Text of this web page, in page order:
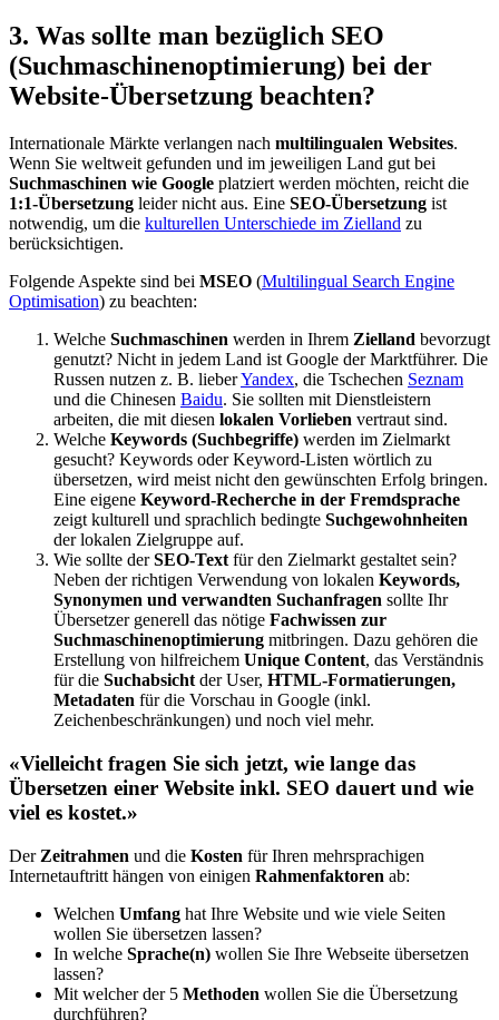
3. Was sollte man bezüglich SEO
(Suchmaschinenoptimierung) bei der
Website-Übersetzung beachten?
Internationale Märkte verlangen nach multilingualen Websites.
Wenn Sie weltweit gefunden und im jeweiligen Land gut bei
Suchmaschinen wie Google platziert werden möchten, reicht die
1:1-Übersetzung leider nicht aus. Eine SEO-Übersetzung ist
notwendig, um die kulturellen Unterschiede im Zielland zu
berücksichtigen.
Folgende Aspekte sind bei MSEO (Multilingual Search Engine
Optimisation) zu beachten:
Welche Suchmaschinen werden in Ihrem Zielland bevorzugt
genutzt? Nicht in jedem Land ist Google der Marktführer. Die
Russen nutzen z. B. lieberYandex, die Tschechen Seznam
und die Chinesen Baidu. Sie sollten mit Dienstleistern
arbeiten, die mit diesen lokalen Vorlieben vertraut sind.
Welche Keywords (Suchbegriffe) werden im Zielmarkt
gesucht? Keywords oder Keyword-Listen wörtlich zu
übersetzen, wird meist nicht den gewünschten Erfolg bringen.
Eine eigene Keyword-Recherche in der Fremdsprache
zeigt kulturell und sprachlich bedingte Suchgewohnheiten
der lokalen Zielgruppe auf.
Wie sollte derSEO-Text für den Zielmarkt gestaltet sein?
Neben der richtigen Verwendung von lokalen Keywords,
Synonymen und verwandten Suchanfragen sollte Ihr
Übersetzer generell das nötige Fachwissen zur
Suchmaschinenoptimierung mitbringen. Dazu gehören die
Erstellung von hilfreichem Unique Content, das Verständnis
für die Suchabsicht der User, HTML-Formatierungen,
Metadaten für die Vorschau in Google (inkl.
Zeichenbeschränkungen) und noch viel mehr.
«Vielleicht fragen Sie sich jetzt, wie lange das
Übersetzen einer Website inkl. SEO dauert und wie
viel es kostet.»
Der Zeitrahmen und die Kosten für Ihren mehrsprachigen
Internetauftritt hängen von einigen Rahmenfaktoren ab:
Welchen Umfang hat Ihre Website und wie viele Seiten
wollen Sie übersetzen lassen?
In welche Sprache(n) wollen Sie Ihre Webseite übersetzen
lassen?
Mit welcher der 5 Methoden wollen Sie die Übersetzung
durchführen?